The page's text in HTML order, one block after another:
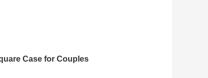
Case for Couples